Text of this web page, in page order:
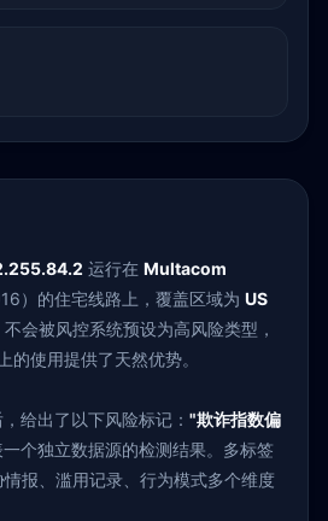
运行在 Multacom
）的住宅线路上，覆盖区域为 US
不会被风控系统预设为高风险类型，
的使用提供了天然优势。
给出了以下风险标记： "欺诈指数偏
个独立数据源的检测结果。多标签
报、滥用记录、行为模式多个维度